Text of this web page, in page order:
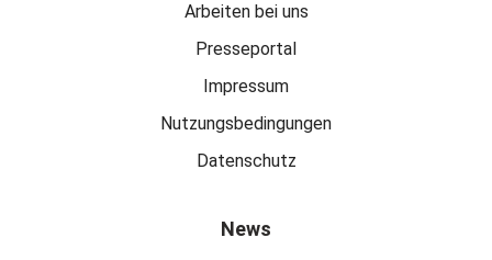
Arbeiten bei uns
Presseportal
Impressum
Nutzungsbedingungen
Datenschutz
News